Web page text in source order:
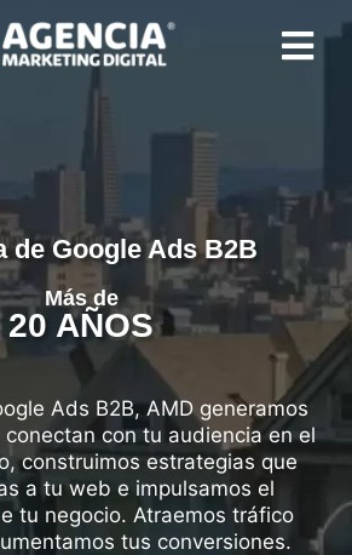
de Google Ads B2B
Más de
20 AÑOS
Ads B2B, AMD generamos
conectan con tu audiencia en el
construimos estrategias que
a tu web e impulsamos el
tu negocio. Atraemos tráfico
tus conversiones.